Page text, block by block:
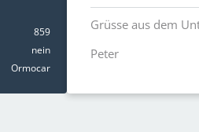
859
nein
Ormocar
Grüsse aus dem
Peter